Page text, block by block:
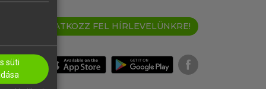
IRATKOZZ FEL HÍRLEVELÜNKRE!
süti